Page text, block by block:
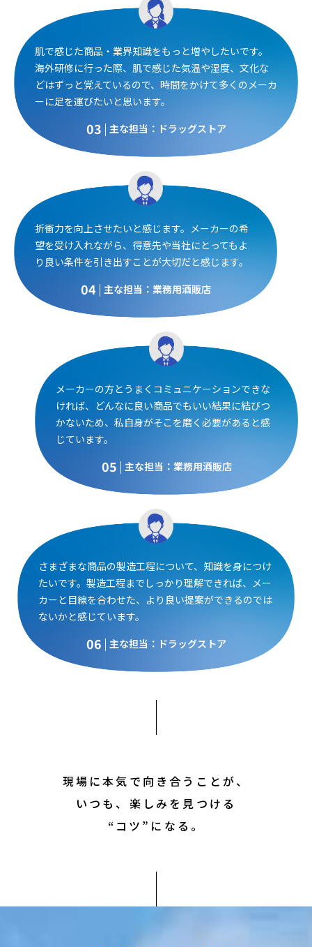
肌で感じた商品・業界知識をもっと増やしたいです。
海外研修に行った際、肌で感じた気温や湿度、文化な
どはずっと覚えているので、時間をかけて多くのメーカ
ーに足を運びたいと思います。
03 主な担当：ドラッグストア
折衝力を向上させたいと感じます。メーカーの希
望を受け入れながら、得意先や当社にとってもよ
り良い条件を引き出すことが大切だと感じます。
04 主な担当：業務用酒販店
メーカーの方とうまくコミュニケーションできな
ければ、どんなに良い商品でもいい結果に結びつ
かないため、私自身がそこを磨く必要があると感
じています。
05 主な担当：業務用酒販店
さまざまな商品の製造工程について、知識を身につけ
たいです。製造工程までしっかり理解できれば、メー
カーと目線を合わせた、より良い提案ができるのでは
ないかと感じています。
06 主な担当：ドラッグストア
現場に本気で向き合うことが、
いつも、楽しみを見つける
“コツ”になる。